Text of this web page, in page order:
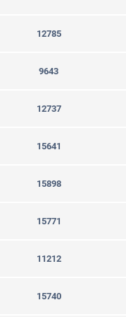
12785
9643
12737
15641
15898
15771
11212
15740